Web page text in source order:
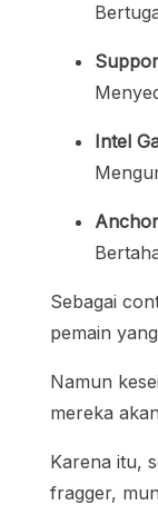
Intel
Sebagai
pemain
Namun
mereka
Karena itu,
fragger,